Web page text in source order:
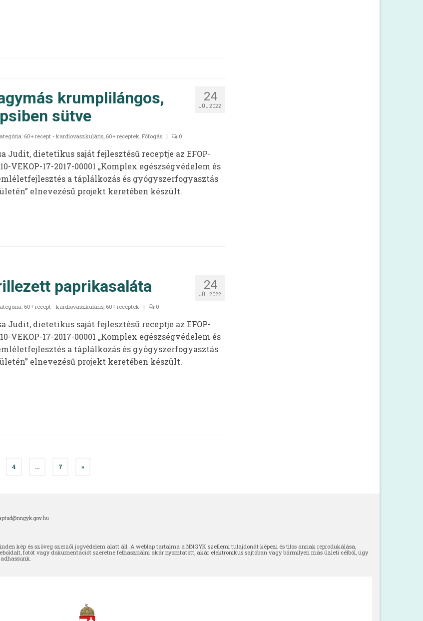
24
JÚL 2022
krumplilángos,
sütve
60+ recept - kardiovaszkuláris, 60+ receptek, Főfogás | 0
Judit, dietetikus saját fejlesztésű receptje az EFOP-
VEKOP-17-2017-00001 „Komplex egészségvédelem és
a táplálkozás és gyógyszerfogyasztás
elnevezésű projekt keretében készült.
24
JÚL 2022
paprikasaláta
60+ recept - kardiovaszkuláris, 60+ receptek | 0
Judit, dietetikus saját fejlesztésű receptje az EFOP-
VEKOP-17-2017-00001 „Komplex egészségvédelem és
a táplálkozás és gyógyszerfogyasztás
elnevezésű projekt keretében készült.
4 … 7 »
kép és szöveg szerzői jogvédelem alatt áll. A weblap tartalma a NNGYK szellemi tulajdonát képezi és tilos annak reprodukálása,
fotót vagy dokumentációt szeretne felhasználni akár nyomtatott, akár elektronikus sajtóban vagy bármilyen más üzleti célból, úgy